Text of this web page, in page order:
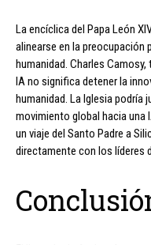
La encíclica del Papa León
alinearse en la preocupación
humanidad. Charles
IA no significa detener la
humanidad. La Iglesia podría
movimiento global hacia una
un viaje del Santo Padre a
directamente con los líderes